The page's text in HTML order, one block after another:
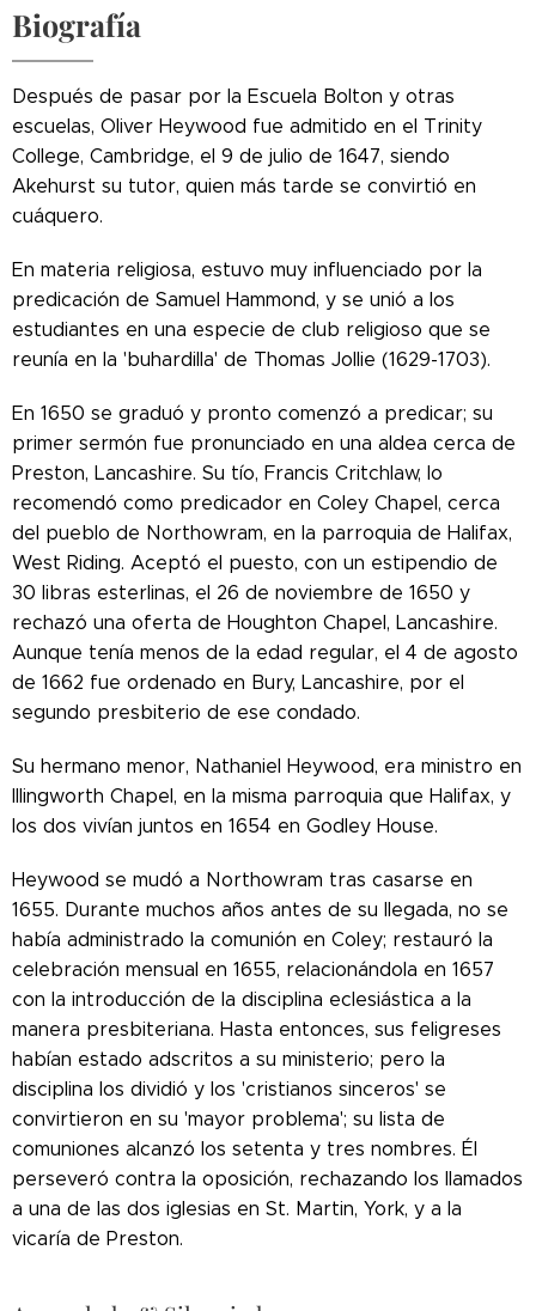
Biografía
Después de pasar por la Escuela Bolton y otras
escuelas, Oliver Heywood fue admitido en el Trinity
College, Cambridge, el 9 de julio de 1647, siendo
Akehurst su tutor, quien más tarde se convirtió en
cuáquero.
En materia religiosa, estuvo muy influenciado por la
predicación de Samuel Hammond, y se unió a los
estudiantes en una especie de club religioso que se
reunía en la 'buhardilla' de Thomas Jollie (1629-1703).
En 1650 se graduó y pronto comenzó a predicar; su
primer sermón fue pronunciado en una aldea cerca de
Preston, Lancashire. Su tío, Francis Critchlaw, lo
recomendó como predicador en Coley Chapel, cerca
del pueblo de Northowram, en la parroquia de Halifax,
West Riding. Aceptó el puesto, con un estipendio de
30 libras esterlinas, el 26 de noviembre de 1650 y
rechazó una oferta de Houghton Chapel, Lancashire.
Aunque tenía menos de la edad regular, el 4 de agosto
de 1662 fue ordenado en Bury, Lancashire, por el
segundo presbiterio de ese condado.
Su hermano menor, Nathaniel Heywood, era ministro en
Illingworth Chapel, en la misma parroquia que Halifax, y
los dos vivían juntos en 1654 en Godley House.
Heywood se mudó a Northowram tras casarse en
1655. Durante muchos años antes de su llegada, no se
había administrado la comunión en Coley; restauró la
celebración mensual en 1655, relacionándola en 1657
con la introducción de la disciplina eclesiástica a la
manera presbiteriana. Hasta entonces, sus feligreses
habían estado adscritos a su ministerio; pero la
disciplina los dividió y los 'cristianos sinceros' se
convirtieron en su 'mayor problema'; su lista de
comuniones alcanzó los setenta y tres nombres. Él
perseveró contra la oposición, rechazando los llamados
a una de las dos iglesias en St. Martin, York, y a la
vicaría de Preston.